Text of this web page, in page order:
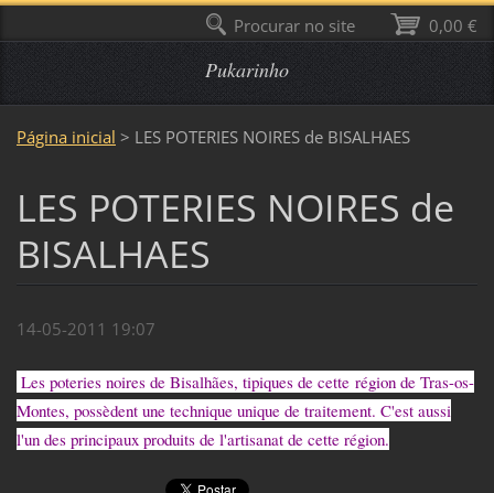
Pukarinho
Página inicial > LES POTERIES NOIRES de BISALHAES
LES POTERIES NOIRES de
BISALHAES
14-05-2011 19:07
Les poteries noires de Bisalhães, tipiques de cette région de Tras-os-
Montes, possèdent une technique unique de traitement. C'est aussi
l'un des principaux produits de l'artisanat de cette région.
0,00 €
Procurar no site